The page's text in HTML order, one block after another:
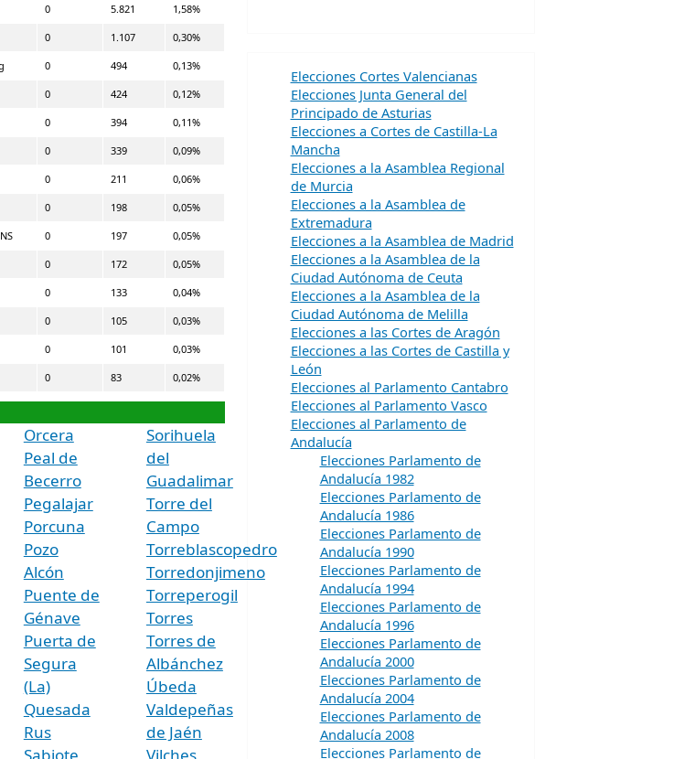
0 5.821 1,58%
0 1.107 0,30%
0 494 0,13%
0 424 0,12%
0 394 0,11%
0 339 0,09%
0 211 0,06%
0 198 0,05%
0 197 0,05%
0 172 0,05%
0 133 0,04%
0 105 0,03%
0 101 0,03%
0 83 0,02%
Orcera
Peal de
Becerro
Pegalajar
Porcuna
Pozo
Alcón
Puente de
Génave
Puerta de
Segura
(La)
Quesada
Rus
Sabiote
Sorihuela
del
Guadalimar
Torre del
Campo
Torreblascopedro
Torredonjimeno
Torreperogil
Torres
Torres de
Albánchez
Úbeda
Valdepeñas
de Jaén
Vilches
Elecciones Cortes Valencianas
Elecciones Junta General del
Principado de Asturias
Elecciones a Cortes de Castilla-La
Mancha
Elecciones a la Asamblea Regional
de Murcia
Elecciones a la Asamblea de
Extremadura
Elecciones a la Asamblea de Madrid
Elecciones a la Asamblea de la
Ciudad Autónoma de Ceuta
Elecciones a la Asamblea de la
Ciudad Autónoma de Melilla
Elecciones a las Cortes de Aragón
Elecciones a las Cortes de Castilla y
León
Elecciones al Parlamento Cantabro
Elecciones al Parlamento Vasco
Elecciones al Parlamento de
Andalucía
Elecciones Parlamento de
Andalucía 1982
Elecciones Parlamento de
Andalucía 1986
Elecciones Parlamento de
Andalucía 1990
Elecciones Parlamento de
Andalucía 1994
Elecciones Parlamento de
Andalucía 1996
Elecciones Parlamento de
Andalucía 2000
Elecciones Parlamento de
Andalucía 2004
Elecciones Parlamento de
Andalucía 2008
Elecciones Parlamento de